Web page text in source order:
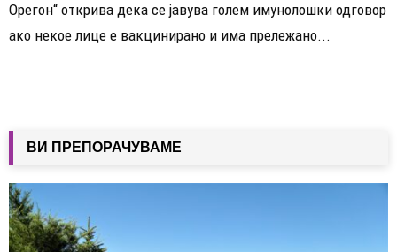
Орегон“ открива дека се јавува голем имунолошки одговор
ако некое лице е вакцинирано и има прележано...
ВИ ПРЕПОРАЧУВАМЕ